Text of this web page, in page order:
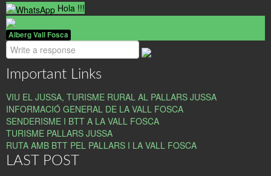
Hola !!!
Alberg Vall Fosca
Important Links
VIU EL JUSSA, TURISME RURAL AL PALLARS JUSSA
INFORMACIÓ GENERAL DE LA VALL FOSCA
SENDERISME I BTT A LA VALL FOSCA
TURISME PALLARS JUSSA
RUTA AMB BTT PEL PALLARS I LA VALL FOSCA
LAST POST